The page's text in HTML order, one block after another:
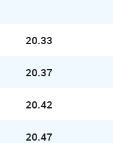
20.33
20.37
20.42
20.47